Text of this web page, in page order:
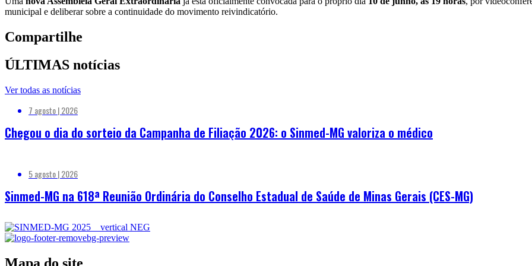
municipal e deliberar sobre a continuidade do movimento reivindicatório.
Compartilhe
ÚLTIMAS notícias
Ver todas as notícias
7 agosto | 2026
Chegou o dia do sorteio da Campanha de Filiação 2026: o Sinmed-MG valoriza o médico
5 agosto | 2026
Sinmed-MG na 618ª Reunião Ordinária do Conselho Estadual de Saúde de Minas Gerais (CES-MG)